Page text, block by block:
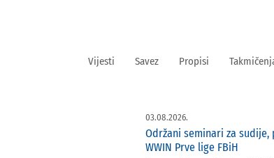
Vijesti Savez Propisi
03.08.2026.
Održani seminari za
WWIN Prve lige FBiH